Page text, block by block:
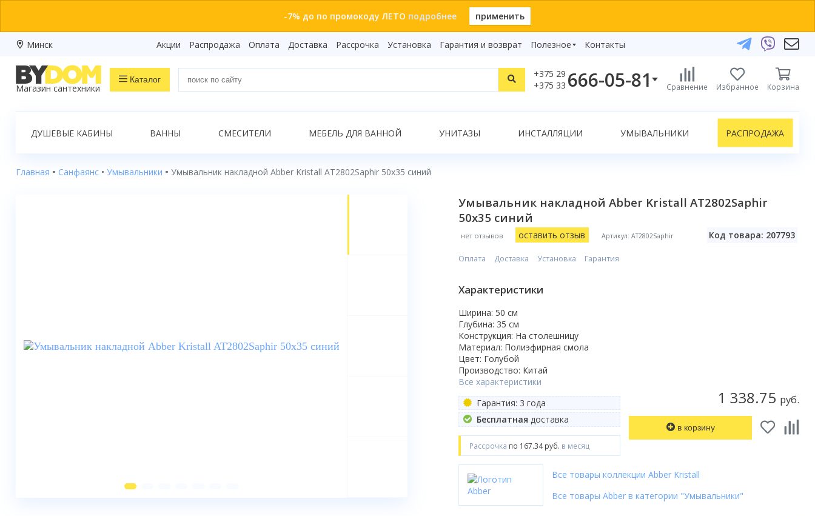
-7% до по промокоду ЛЕТО подробнее применить
Минск Акции Распродажа Оплата Доставка Рассрочка Установка Гарантия и возврат
Полезное
Видеообзоры
Бренды
Контакты
Магазин сантехники
Каталог
+375 29
+375 33 666-05-81
+375 29 666-05-81
+375 17 243-24-29
Telegram
info@bydom.by
Сравнение Избранное Корзина
Показать все результаты
Распродажа
Ванны
ДУШЕВЫЕ КАБИНЫ ВАННЫ СМЕСИТЕЛИ МЕБЕЛЬ ДЛЯ ВАННОЙ УНИТАЗЫ ИНСТАЛЛЯЦИИ УМЫВАЛЬНИКИ РАСПРОДАЖА
Главная Санфаянс Умывальники Умывальник накладной Abber Kristall AT2802Saphir 50x35 синий
Умывальник накладной Abber Kristall AT2802Saphir
50x35 синий
нет отзывов оставить отзыв Артикул: AT2802Saphir Код товара: 207793
1 338.75 руб.
в корзину
Оплата Доставка Установка Гарантия
Характеристики
Ширина: 50 см
Глубина: 35 см
Конструкция: На столешницу
Материал: Полиэфирная смола
Цвет: Голубой
Производство: Китай
Все характеристики
Гарантия: 3 года
Бесплатная доставка
Рассрочка по 167.34 руб. в месяц
Все товары коллекции Abber Kristall
Все товары Abber в категории "Умывальники"